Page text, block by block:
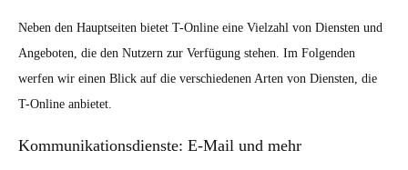
Neben den Hauptseiten bietet T-Online eine Vielzahl von Diensten und
Angeboten, die den Nutzern zur Verfügung stehen. Im Folgenden
werfen wir einen Blick auf die verschiedenen Arten von Diensten, die
T-Online anbietet.
Kommunikationsdienste: E-Mail und mehr